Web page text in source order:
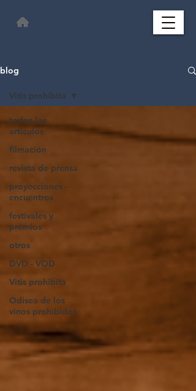
blog
todos los
artículos
filmación
revista de prensa
proyecciones -
encuentros
festivales y
premios
otros
DVD - VOD
Vitis prohibita
Odisea de los
vinos prohibidos
Vitis prohibita